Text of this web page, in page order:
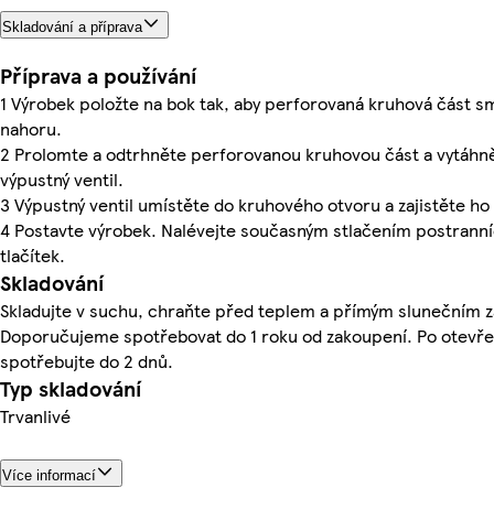
Skladování a příprava
Příprava a používání
1 Výrobek položte na bok tak, aby perforovaná kruhová část
nahoru.
2 Prolomte a odtrhněte perforovanou kruhovou část a
výpustný ventil.
3 Výpustný ventil umístěte do kruhového otvoru a zajistěte
4 Postavte výrobek. Nalévejte současným stlačením
tlačítek.
Skladování
Skladujte v suchu, chraňte před teplem a přímým slunečním
Doporučujeme spotřebovat do 1 roku od zakoupení. Po
spotřebujte do 2 dnů.
Typ skladování
Trvanlivé
Více informací